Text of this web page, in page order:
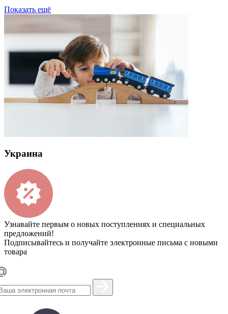
Показать ещё
Украина
Узнавайте первым о новых поступлениях и специальных
предложений!
Подписывайтесь и получайте электронные письма с новыми
товара